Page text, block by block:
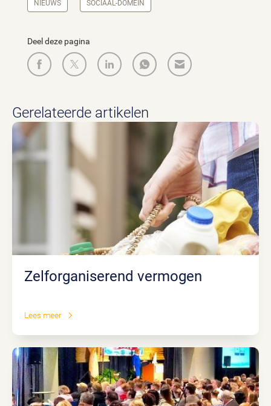
NIEUWS SOCIAAL-DOMEIN
Deel deze pagina
Gerelateerde artikelen
Zelforganiserend vermogen
Lees meer